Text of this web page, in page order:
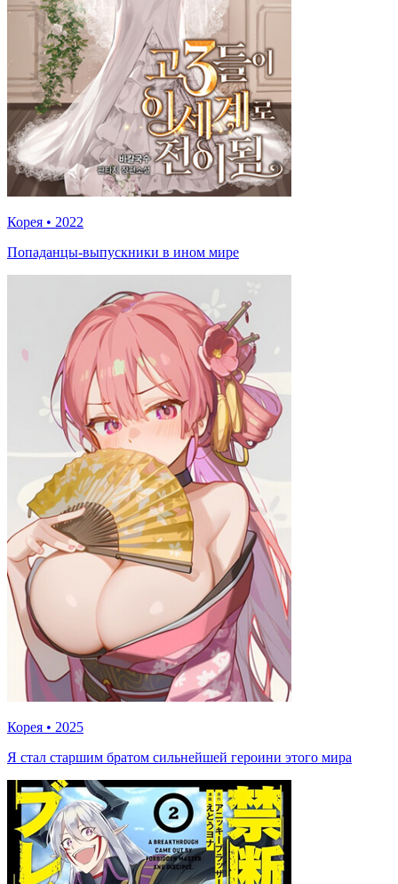
Корея • 2022
Попаданцы-выпускники в ином мире
Корея • 2025
Я стал старшим братом сильнейшей героини этого мира